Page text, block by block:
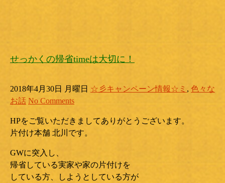
せっかくの帰省timeは大切に！
2018年4月30日 月曜日 ☆彡キャンペーン情報☆ミ , 色々な
お話 No Comments
HPをご覧いただきましてありがとうございます。
片付け本舗 北川です。
GWに突入し、
帰省している実家や家の片付けを
している方、しようとしている方が